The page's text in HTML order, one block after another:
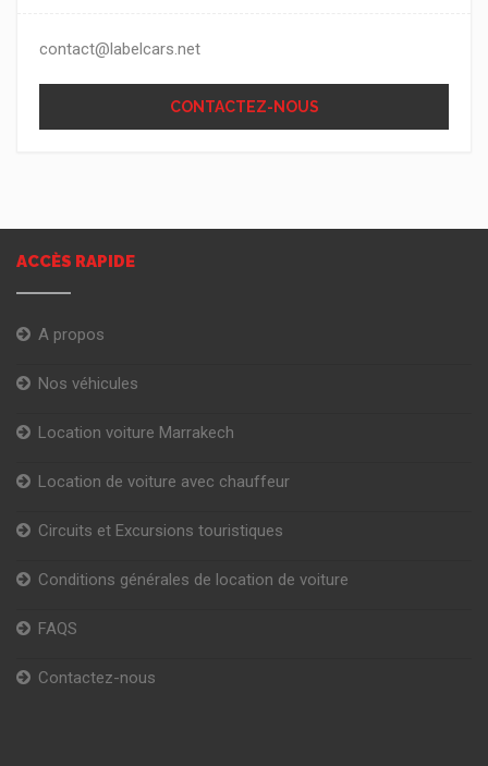
contact@labelcars.net
CONTACTEZ-NOUS
ACCÈS RAPIDE
A propos
Nos véhicules
Location voiture Marrakech
Location de voiture avec chauffeur
Circuits et Excursions touristiques
Conditions générales de location de voiture
FAQS
Contactez-nous